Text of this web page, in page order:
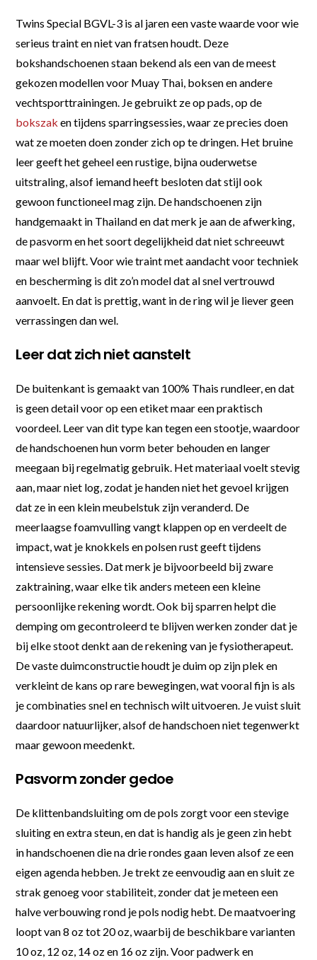
Twins Special BGVL-3 is al jaren een vaste waarde voor wie
serieus traint en niet van fratsen houdt. Deze
bokshandschoenen staan bekend als een van de meest
gekozen modellen voor Muay Thai, boksen en andere
vechtsporttrainingen. Je gebruikt ze op pads, op de
bokszak en tijdens sparringsessies, waar ze precies doen
wat ze moeten doen zonder zich op te dringen. Het bruine
leer geeft het geheel een rustige, bijna ouderwetse
uitstraling, alsof iemand heeft besloten dat stijl ook
gewoon functioneel mag zijn. De handschoenen zijn
handgemaakt in Thailand en dat merk je aan de afwerking,
de pasvorm en het soort degelijkheid dat niet schreeuwt
maar wel blijft. Voor wie traint met aandacht voor techniek
en bescherming is dit zo’n model dat al snel vertrouwd
aanvoelt. En dat is prettig, want in de ring wil je liever geen
verrassingen dan wel.
Leer dat zich niet aanstelt
De buitenkant is gemaakt van 100% Thais rundleer, en dat
is geen detail voor op een etiket maar een praktisch
voordeel. Leer van dit type kan tegen een stootje, waardoor
de handschoenen hun vorm beter behouden en langer
meegaan bij regelmatig gebruik. Het materiaal voelt stevig
aan, maar niet log, zodat je handen niet het gevoel krijgen
dat ze in een klein meubelstuk zijn veranderd. De
meerlaagse foamvulling vangt klappen op en verdeelt de
impact, wat je knokkels en polsen rust geeft tijdens
intensieve sessies. Dat merk je bijvoorbeeld bij zware
zaktraining, waar elke tik anders meteen een kleine
persoonlijke rekening wordt. Ook bij sparren helpt die
demping om gecontroleerd te blijven werken zonder dat je
bij elke stoot denkt aan de rekening van je fysiotherapeut.
De vaste duimconstructie houdt je duim op zijn plek en
verkleint de kans op rare bewegingen, wat vooral fijn is als
je combinaties snel en technisch wilt uitvoeren. Je vuist sluit
daardoor natuurlijker, alsof de handschoen niet tegenwerkt
maar gewoon meedenkt.
Pasvorm zonder gedoe
De klittenbandsluiting om de pols zorgt voor een stevige
sluiting en extra steun, en dat is handig als je geen zin hebt
in handschoenen die na drie rondes gaan leven alsof ze een
eigen agenda hebben. Je trekt ze eenvoudig aan en sluit ze
strak genoeg voor stabiliteit, zonder dat je meteen een
halve verbouwing rond je pols nodig hebt. De maatvoering
loopt van 8 oz tot 20 oz, waarbij de beschikbare varianten
10 oz, 12 oz, 14 oz en 16 oz zijn. Voor padwerk en